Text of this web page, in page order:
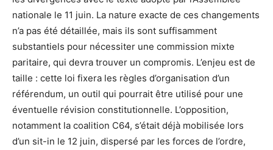
nationale le 11 juin. La nature exacte de ces changements
n’a pas été détaillée, mais ils sont suffisamment
substantiels pour nécessiter une commission mixte
paritaire, qui devra trouver un compromis. L’enjeu est de
taille : cette loi fixera les règles d’organisation d’un
référendum, un outil qui pourrait être utilisé pour une
éventuelle révision constitutionnelle. L’opposition,
notamment la coalition C64, s’était déjà mobilisée lors
d’un sit-in le 12 juin, dispersé par les forces de l’ordre,